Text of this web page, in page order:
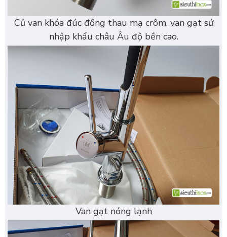
Củ van khóa đúc đồng thau mạ crôm, van gạt sứ
nhập khẩu châu Âu độ bền cao.
Van gạt nóng lạnh